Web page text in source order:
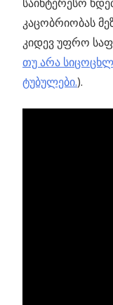
კაცობრიობას
კიდევ უფრო
თუ არა
ტუბულები.).